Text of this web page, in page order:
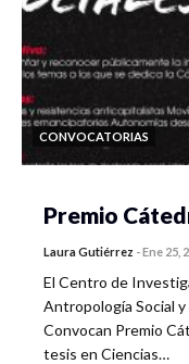
CONVOCATORIAS
Premio
Laura Gutiérrez -Ene 25,
El Centro de
Antropología Social y
Convocan Premio
tesis en Ciencias…